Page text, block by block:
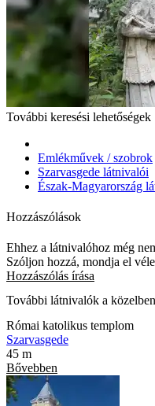
További keresési lehetőségek
Emlékművek / szobrok
Szarvasgede látnivalói
Észak-Magyarország
Hozzászólások
Ehhez a látnivalóhoz még
Szóljon hozzá, mondja el
Hozzászólás írása
További látnivalók a
Római katolikus templom
Szarvasgede
45 m
Bővebben